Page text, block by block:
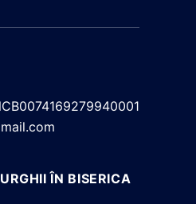
ÎN BISERICA